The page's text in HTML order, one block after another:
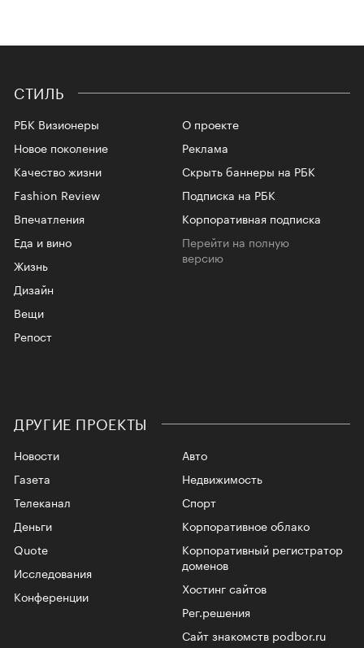
СТИЛЬ
РБК Визионеры
Новое поколение
Качество жизни
Fashion Review
Впечатления
Еда и вино
Жизнь
Дизайн
Вещи
Репост
О проекте
Реклама
Скрыть баннеры на РБК
Подписка на РБК
Корпоративная подписка
Перейти на полную
версию
ДРУГИЕ ПРОЕКТЫ
Новости
Газета
Телеканал
Авто
Недвижимость
Спорт
Корпоративное облако
Корпоративный регистратор
доменов
Хостинг сайтов
Рег.решения
Сайт знакомств podbor.ru
Деньги
Quote
Исследования
Конференции